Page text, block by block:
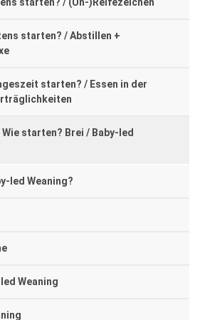
starten? / Abstillen +
starten? / Essen in der
starten? Brei / Baby-led
led Weaning?
Weaning